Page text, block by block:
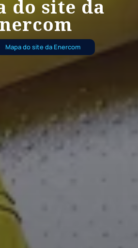
do site da
Mapa do site da Enercom